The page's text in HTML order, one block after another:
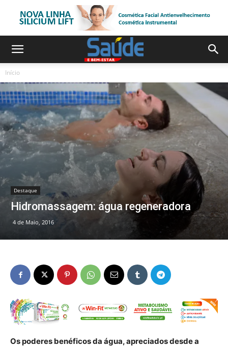
Início
Destaque
Hidromassagem: água regeneradora
4 de Maio, 2016
Os poderes benéficos da água, apreciados desde a